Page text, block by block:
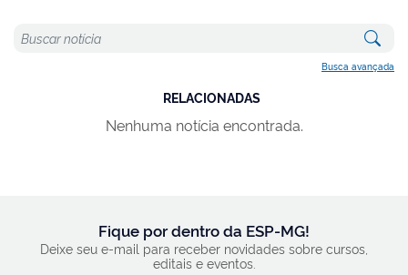
Busca avançada
RELACIONADAS
Nenhuma notícia encontrada.
Fique por dentro da ESP-MG!
Deixe seu e-mail para receber novidades sobre cursos,
editais e eventos.